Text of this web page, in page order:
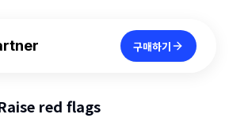
구매하기
red flags